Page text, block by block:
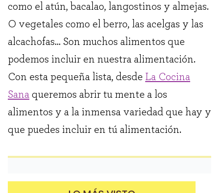
como el atún, bacalao, langostinos y almejas.
O vegetales como el berro, las acelgas y las
alcachofas… Son muchos alimentos que
podemos incluir en nuestra alimentación.
Con esta pequeña lista, desde La Cocina
Sana queremos abrir tu mente a los
alimentos y a la inmensa variedad que hay y
que puedes incluir en tú alimentación.